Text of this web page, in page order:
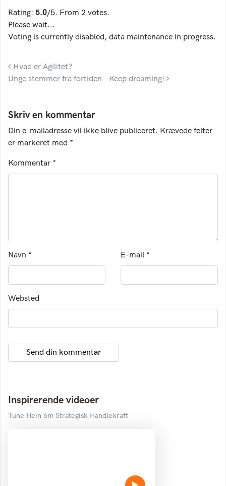
Rating: 5.0/5. From 2 votes.
Please wait...
Voting is currently disabled, data maintenance in progress.
Indlæg navigation
Hvad er Agilitet?
Unge stemmer fra fortiden – Keep dreaming!
Skriv en kommentar
Din e-mailadresse vil ikke blive publiceret. Krævede felter
er markeret med *
Kommentar *
Navn * E-mail *
Websted
Inspirerende videoer
Tune Hein om Strategisk Handlekraft